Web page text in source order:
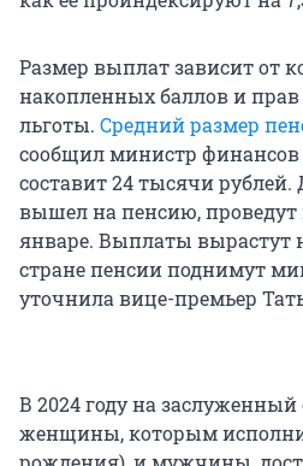
Размер выплат зависит от
накопленных баллов и
льготы. Средний размер
сообщил министр
составит 24 тысячи рублей.
вышел на пенсию,
январе. Выплаты вырастут
стране пенсии поднимут
уточнила вице-премьер
В 2024 году на
женщины, которым